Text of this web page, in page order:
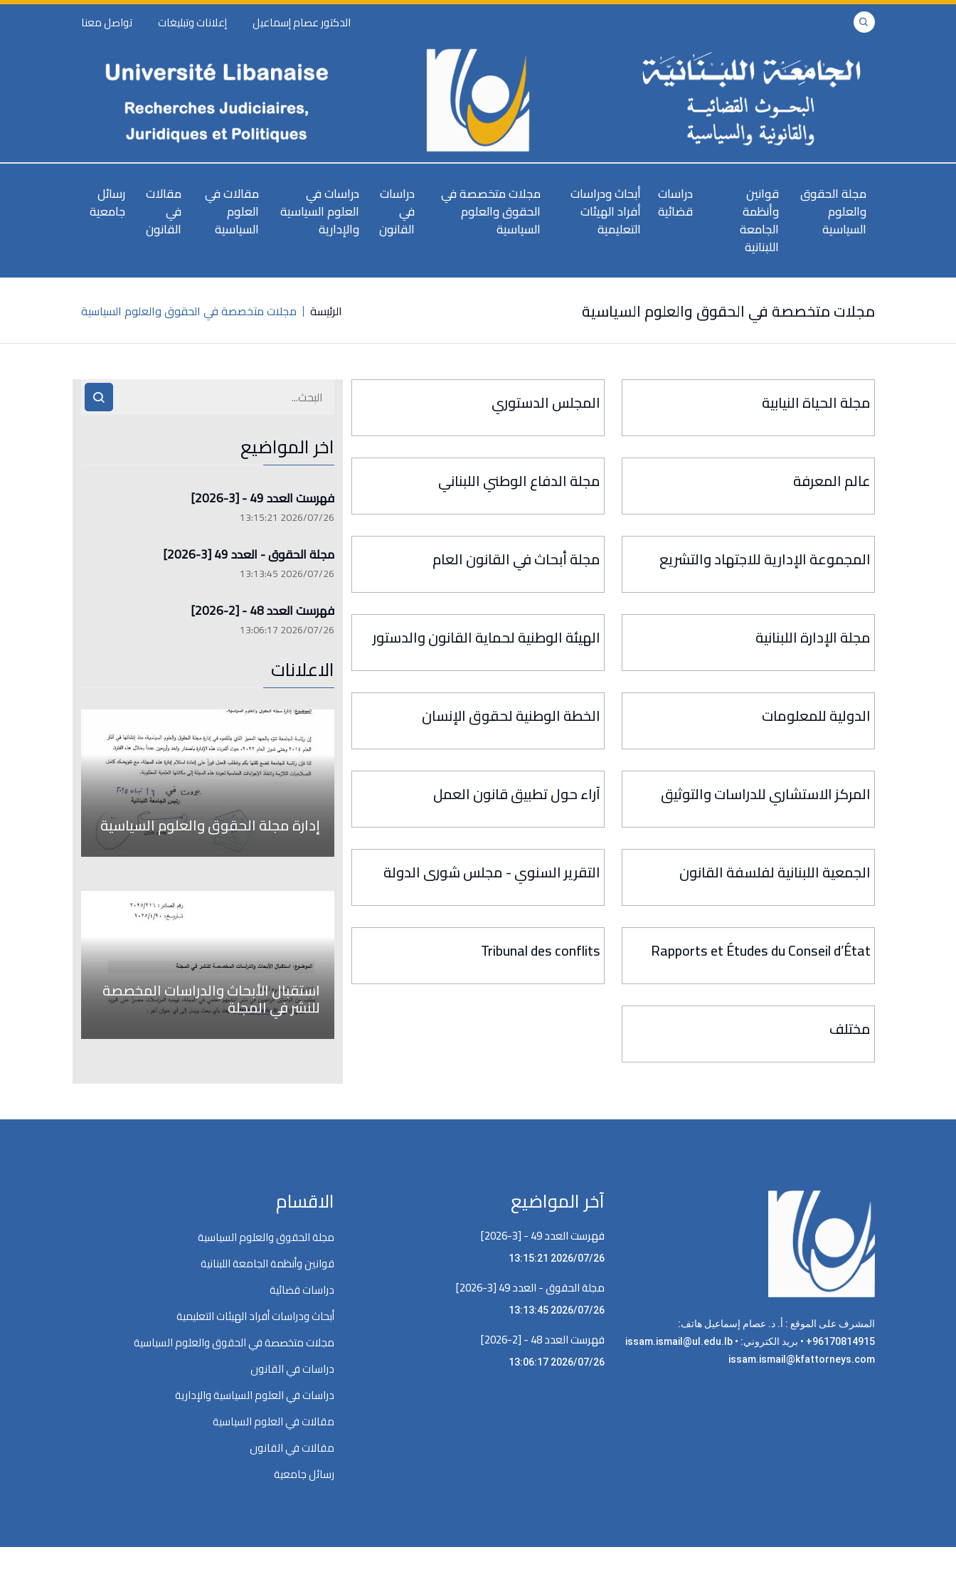
الدكتور عصام إسماعيل إعلانات وتبليغات تواصل معنا
مجلة الحقوق
والعلوم
السياسية
قوانين
وأنظمة
الجامعة
اللبنانية
دراسات
قضائية
أبحاث ودراسات
أفراد الهيئات
التعليمية
مجلات متخصصة في
الحقوق والعلوم
السياسية
دراسات
في
القانون
دراسات في
العلوم السياسية
والإدارية
مقالات في
العلوم
السياسية
مقالات
في
القانون
رسائل
جامعية
مجلات متخصصة في الحقوق والعلوم السياسية الرئيسة مجلات متخصصة في الحقوق والعلوم السياسية
مجلة الحياة النيابية المجلس الدستوري
عالم المعرفة مجلة الدفاع الوطني اللبناني
المجموعة الإدارية للاجتهاد والتشريع مجلة أبحاث في القانون العام
مجلة الإدارة اللبنانية الهيئة الوطنية لحماية القانون والدستور
الدولية للمعلومات الخطة الوطنية لحقوق الإنسان
المركز الاستشاري للدراسات والتوثيق آراء حول تطبيق قانون العمل
الجمعية اللبنانية لفلسفة القانون التقرير السنوي - مجلس شورى الدولة
Rapports et Études du Conseil d’État
Tribunal des conflits
مختلف
اخر المواضيع
فهرست العدد 49 - [3-2026]
2026/07/26 13:15:21
مجلة الحقوق - العدد 49 [3-2026]
2026/07/26 13:13:45
فهرست العدد 48 - [2-2026]
2026/07/26 13:06:17
الاعلانات
إدارة مجلة الحقوق والعلوم السياسية
استقبال الأبحاث والدراسات المخصصة
للنشر في المجلة
المشرف على الموقع : أ. د. عصام إسماعيل هاتف:
96170814915+ • بريد الكتروني: issam.ismail@ul.edu.lb •
issam.ismail@kfattorneys.com
آخر المواضيع
فهرست العدد 49 - [3-2026]
2026/07/26 13:15:21
مجلة الحقوق - العدد 49 [3-2026]
2026/07/26 13:13:45
فهرست العدد 48 - [2-2026]
2026/07/26 13:06:17
الاقسام
مجلة الحقوق والعلوم السياسية
قوانين وأنظمة الجامعة اللبنانية
دراسات قضائية
أبحاث ودراسات أفراد الهيئات التعليمية
مجلات متخصصة في الحقوق والعلوم السياسية
دراسات في القانون
دراسات في العلوم السياسية والإدارية
مقالات في العلوم السياسية
مقالات في القانون
رسائل جامعية